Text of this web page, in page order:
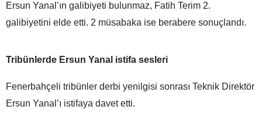
Ersun Yanal’ın galibiyeti bulunmaz, Fatih Terim 2.
galibiyetini elde etti. 2 müsabaka ise berabere sonuçlandı.
Tribünlerde Ersun Yanal istifa sesleri
Fenerbahçeli tribünler derbi yenilgisi sonrası Teknik Direktör
Ersun Yanal’ı istifaya davet etti.